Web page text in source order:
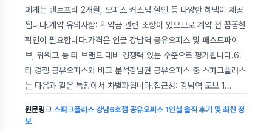
에게는 렌트프리 2개월, 오피스 커스텀 할인 등 다양한 혜택이 제공
됩니다.계약 유의사항: 위약금 관련 조항이 있으므로 계약 전 꼼꼼한
확인이 필요합니다.가격은 인근 강남역 공유오피스 및 패스트파이
브, 위워크 등 타 브랜드 대비 경쟁력 있는 수준으로 평가됩니다.6.
타 경쟁 공유오피스와 비교 분석강남권 공유오피스 중 스파크플러스
는 다음과 같은 특징에서 차별화됩니다.접근성: 강남역 도보 1...
원문링크 스파크플러스 강남6호점 공유오피스 1인실 솔직 후기 및 최신 정
보